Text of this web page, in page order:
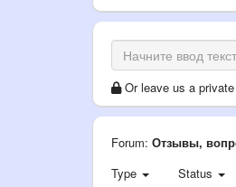
Or leave us a
Forum: Отзывы,
Type
Status